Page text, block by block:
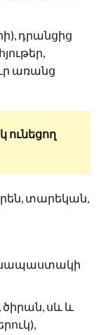
դրանցից
առանց
ունեցող
տարեկան,
նապաստակի
սև և